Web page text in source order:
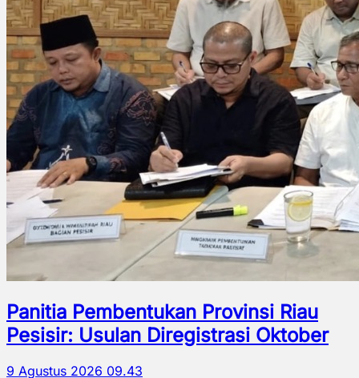
Panitia Pembentukan Provinsi Riau
Pesisir: Usulan Diregistrasi Oktober
9 Agustus 2026 09.43